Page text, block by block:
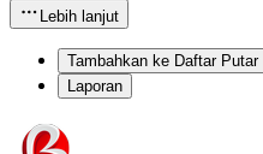
Lebih lanjut
Tambahkan ke Daftar Putar
Laporan